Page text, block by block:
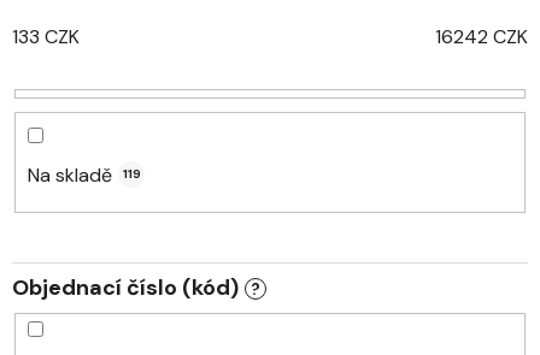
n
í
p
r
d
u
t
ů
133 CZK 16242 CZK
Na skladě 119
Objednací číslo (kód) ?